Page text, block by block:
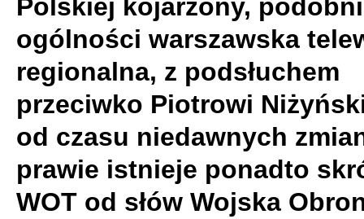
Polskiej kojarzony,
ogólności warszawska
regionalna, z podsłuchem
przeciwko Piotrowi
od czasu niedawnych
prawie istnieje ponadto
WOT od słów Wojska